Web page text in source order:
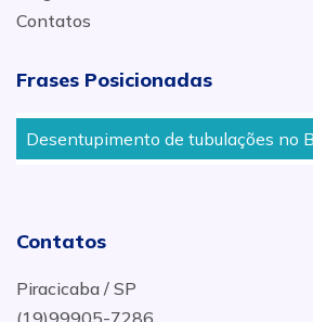
Contatos
Frases Posicionadas
Desentupimento de tubulações no
Contatos
Piracicaba / SP
(19)99905-7286